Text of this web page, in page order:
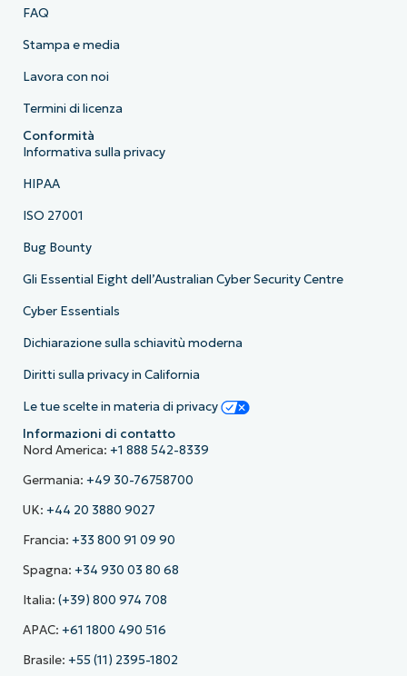
FAQ
Stampa e media
Lavora con noi
Termini di licenza
Conformità
Informativa sulla privacy
HIPAA
ISO 27001
Bug Bounty
Gli Essential Eight dell’Australian Cyber Security Centre
Cyber Essentials
Dichiarazione sulla schiavitù moderna
Diritti sulla privacy in California
Le tue scelte in materia di privacy
Informazioni di contatto
Nord America: +1 888 542-8339
Germania: +49 30-76758700
UK: +44 20 3880 9027
Francia: +33 800 91 09 90
Spagna: +34 930 03 80 68
Italia: (+39) 800 974 708
APAC: +61 1800 490 516
Brasile: +55 (11) 2395-1802